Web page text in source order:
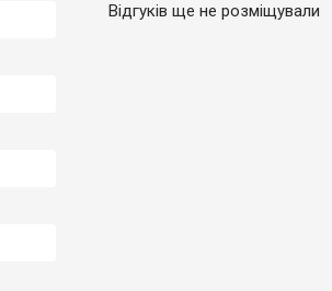
Відгуків ще не розміщували